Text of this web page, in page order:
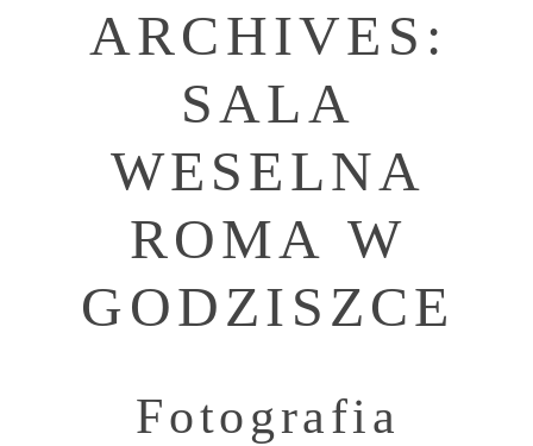
ARCHIVES:
SALA
WESELNA
ROMA W
GODZISZCE
Fotografia